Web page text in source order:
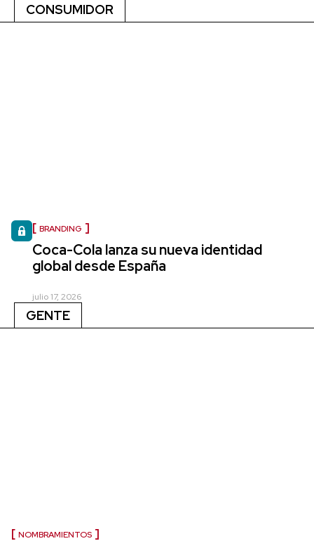
CONSUMIDOR
BRANDING
Coca-Cola lanza su nueva identidad
global desde España
julio 17, 2026
GENTE
NOMBRAMIENTOS